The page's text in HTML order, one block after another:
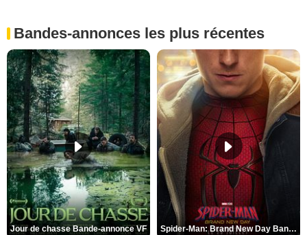
Bandes-annonces les plus récentes
Jour de chasse Bande-annonce VF Spider-Man: Brand New Day Bande-annonce (3) VO STFR